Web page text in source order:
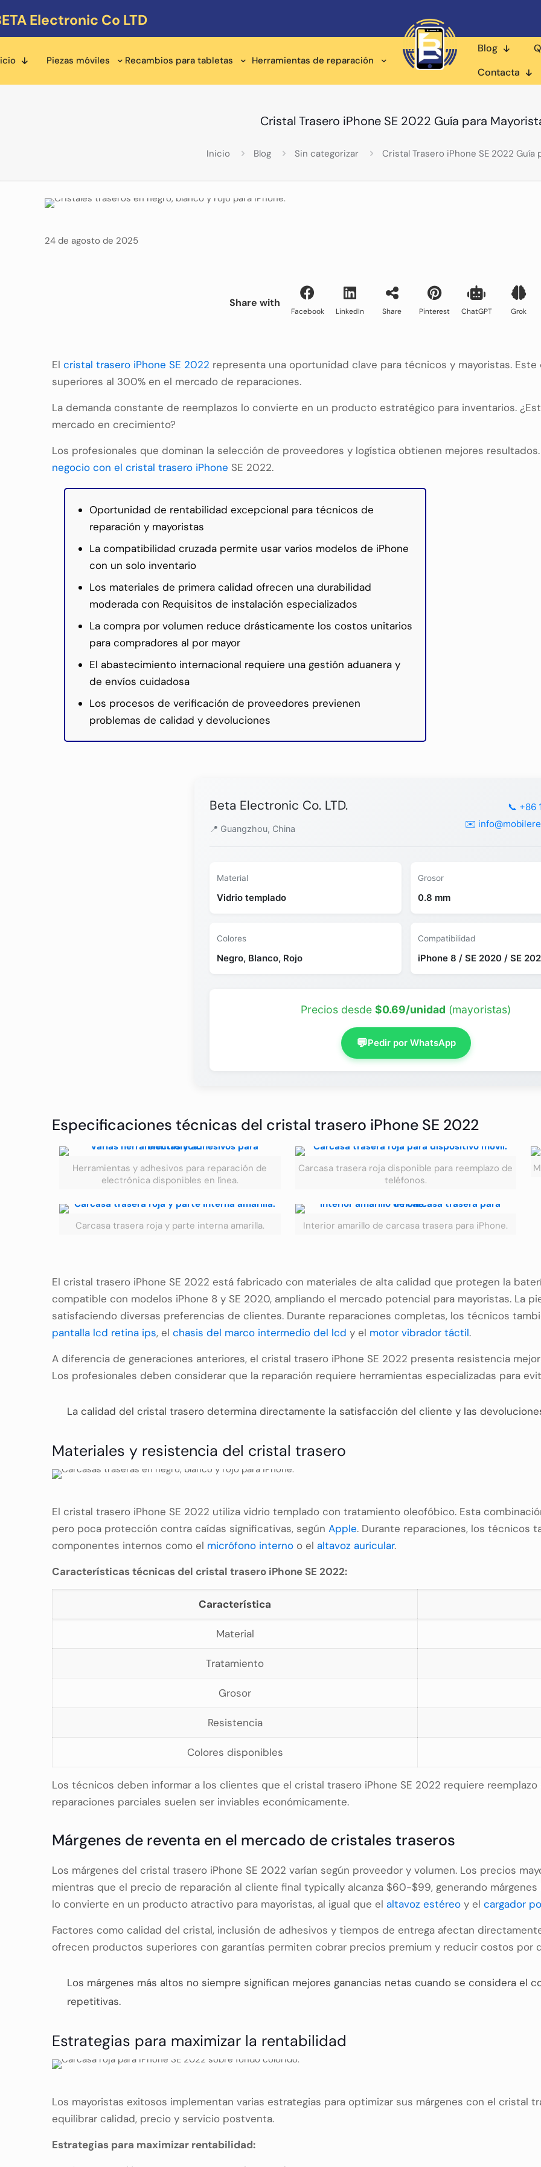
Electronic Co LTD
Piezas móviles Recambios para tabletas Herramientas de reparación
Blog
Contacta
Cristal Trasero iPhone SE 2022 Guía para
Inicio Blog Sin categorizar Cristal Trasero iPhone SE 2022 Guía
24 de agosto de 2025
Share with
Facebook LinkedIn Share Pinterest ChatGPT Grok
El cristal trasero iPhone SE 2022 representa una oportunidad clave para técnicos y mayoristas.
superiores al 300% en el mercado de reparaciones.
La demanda constante de reemplazos lo convierte en un producto estratégico para inventarios.
mercado en crecimiento?
Los profesionales que dominan la selección de proveedores y logística obtienen mejores
negocio con el cristal trasero iPhone SE 2022.
Oportunidad de rentabilidad excepcional para técnicos de
reparación y mayoristas
La compatibilidad cruzada permite usar varios modelos de iPhone
con un solo inventario
Los materiales de primera calidad ofrecen una durabilidad
moderada con Requisitos de instalación especializados
La compra por volumen reduce drásticamente los costos unitarios
para compradores al por mayor
El abastecimiento internacional requiere una gestión aduanera y
de envíos cuidadosa
Los procesos de verificación de proveedores previenen
problemas de calidad y devoluciones
Beta Electronic Co. LTD.
📍 Guangzhou, China
📞 +86
✉️
Material
Vidrio templado
Grosor
0.8 mm
Colores
Negro, Blanco, Rojo
Compatibilidad
iPhone 8 / SE 2020 / SE
Precios desde $0.69/unidad (mayoristas)
💬Pedir por WhatsApp
Especificaciones técnicas del cristal trasero iPhone SE 2022
Herramientas y adhesivos para reparación de
electrónica disponibles en línea.
Carcasa trasera roja disponible para reemplazo de
teléfonos.
Carcasa trasera roja y parte interna amarilla. Interior amarillo de carcasa trasera para iPhone.
El cristal trasero iPhone SE 2022 está fabricado con materiales de alta calidad que protegen la
compatible con modelos iPhone 8 y SE 2020, ampliando el mercado potencial para mayoristas. La
satisfaciendo diversas preferencias de clientes. Durante reparaciones completas, los técnicos
pantalla lcd retina ips, el chasis del marco intermedio del lcd y el motor vibrador táctil.
A diferencia de generaciones anteriores, el cristal trasero iPhone SE 2022 presenta resistencia
Los profesionales deben considerar que la reparación requiere herramientas especializadas para
La calidad del cristal trasero determina directamente la satisfacción del cliente y las
Materiales y resistencia del cristal trasero
El cristal trasero iPhone SE 2022 utiliza vidrio templado con tratamiento oleofóbico. Esta
pero poca protección contra caídas significativas, según Apple. Durante reparaciones, los técnicos
componentes internos como el micrófono interno o el altavoz auricular.
Características técnicas del cristal trasero iPhone SE 2022:
Característica
Material
Tratamiento
Grosor
Resistencia
Colores disponibles
Los técnicos deben informar a los clientes que el cristal trasero iPhone SE 2022 requiere
reparaciones parciales suelen ser inviables económicamente.
Márgenes de reventa en el mercado de cristales traseros
Los márgenes del cristal trasero iPhone SE 2022 varían según proveedor y volumen. Los precios
mientras que el precio de reparación al cliente final typically alcanza $60-$99, generando
lo convierte en un producto atractivo para mayoristas, al igual que el altavoz estéreo y el cargador
Factores como calidad del cristal, inclusión de adhesivos y tiempos de entrega afectan
ofrecen productos superiores con garantías permiten cobrar precios premium y reducir costos por
Los márgenes más altos no siempre significan mejores ganancias netas cuando se considera el
repetitivas.
Estrategias para maximizar la rentabilidad
Los mayoristas exitosos implementan varias estrategias para optimizar sus márgenes con el cristal
equilibrar calidad, precio y servicio postventa.
Estrategias para maximizar rentabilidad: